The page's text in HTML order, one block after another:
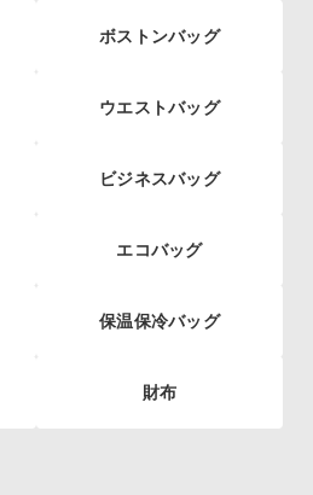
ボストンバッグ
ウエストバッグ
ビジネスバッグ
エコバッグ
保温保冷バッグ
財布